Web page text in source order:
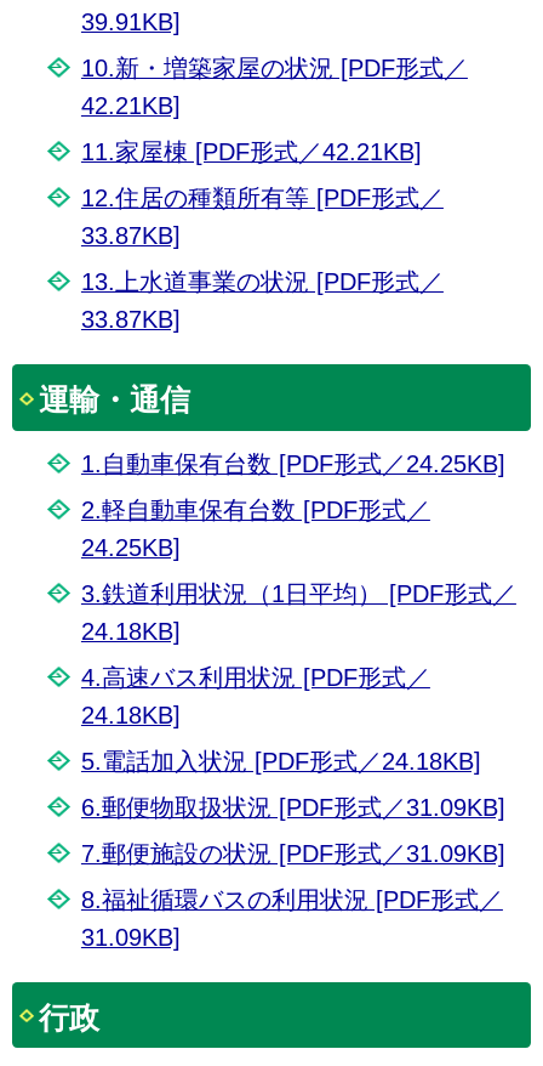
39.91KB]
10.新・増築家屋の状況 [PDF形式／
42.21KB]
11.家屋棟 [PDF形式／42.21KB]
12.住居の種類所有等 [PDF形式／
33.87KB]
13.上水道事業の状況 [PDF形式／
33.87KB]
運輸・通信
1.自動車保有台数 [PDF形式／24.25KB]
2.軽自動車保有台数 [PDF形式／
24.25KB]
3.鉄道利用状況（1日平均） [PDF形式／
24.18KB]
4.高速バス利用状況 [PDF形式／
24.18KB]
5.電話加入状況 [PDF形式／24.18KB]
6.郵便物取扱状況 [PDF形式／31.09KB]
7.郵便施設の状況 [PDF形式／31.09KB]
8.福祉循環バスの利用状況 [PDF形式／
31.09KB]
行政